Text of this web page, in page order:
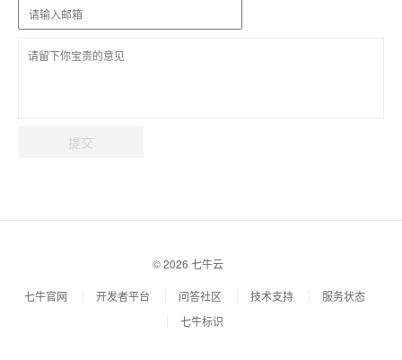
提交
© 2026 七牛云
七牛官网 开发者平台 问答社区 技术支持
服务状态
七牛标识